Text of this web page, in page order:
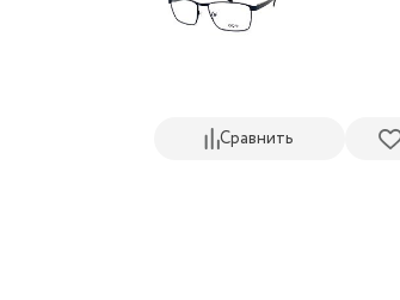
Сравнить